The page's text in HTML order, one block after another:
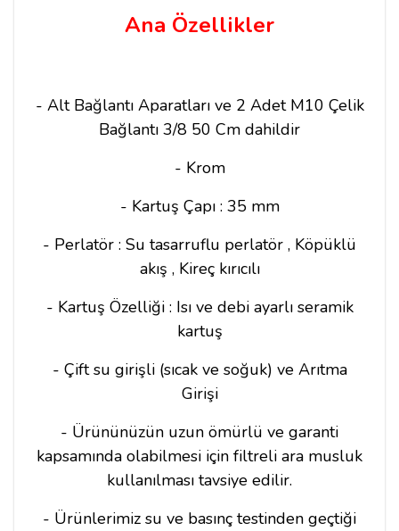
Ana Özellikler
- Alt Bağlantı Aparatları ve 2 Adet M10 Çelik
Bağlantı 3/8 50 Cm dahildir
- Krom
- Kartuş Çapı : 35 mm
- Perlatör : Su tasarruflu perlatör , Köpüklü
akış , Kireç kırıcılı
- Kartuş Özelliği : Isı ve debi ayarlı seramik
kartuş
- Çift su girişli (sıcak ve soğuk) ve Arıtma
Girişi
- Ürününüzün uzun ömürlü ve garanti
kapsamında olabilmesi için filtreli ara musluk
kullanılması tavsiye edilir.
- Ürünlerimiz su ve basınç testinden geçtiği